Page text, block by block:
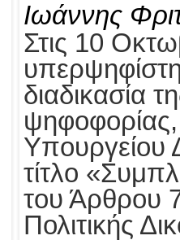
Ιωάννης
Στις 10
διαδικασία
Υπουργείου
τίτλο
του Άρθρου
Πολιτικής